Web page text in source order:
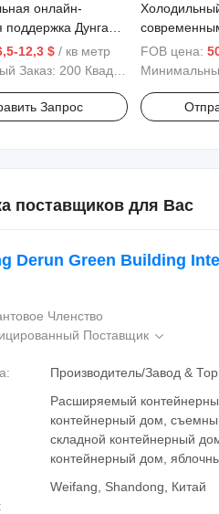
онлайн-
поддержка Дунган
сэндвич-
12,3 $ / кв метр
Заказ: 200 Квадратные Метры
Запрос
оптимальной
FOB цена:
поставщиков для Вас
Derun Green Building
Членство
Поставщик 
Производитель/Завод &
Расширяемый
контейнерный дом,
складной контейнерный
контейнерный дом,
Weifang, Shandong, Китай